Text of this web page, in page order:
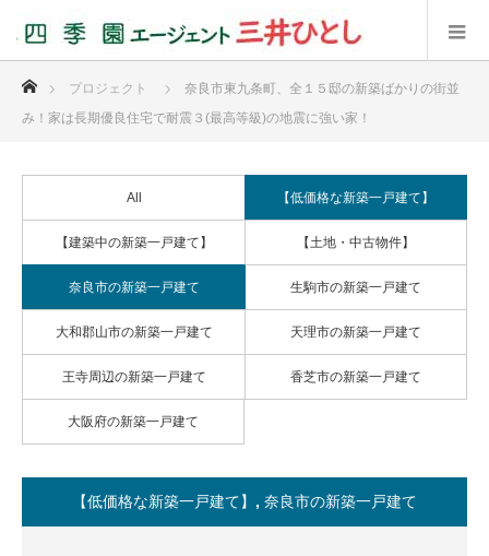
プロジェクト
奈良市東九条町、全１５邸の新築ばかりの街並
み！家は長期優良住宅で耐震３(最高等級)の地震に強い家！
All 【低価格な新築一戸建て】
【建築中の新築一戸建て】 【土地・中古物件】
奈良市の新築一戸建て 生駒市の新築一戸建て
大和郡山市の新築一戸建て 天理市の新築一戸建て
王寺周辺の新築一戸建て 香芝市の新築一戸建て
大阪府の新築一戸建て
【低価格な新築一戸建て】 , 奈良市の新築一戸建て